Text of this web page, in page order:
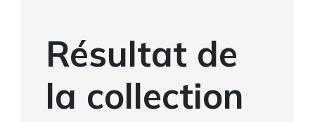
Résultat de
la collection